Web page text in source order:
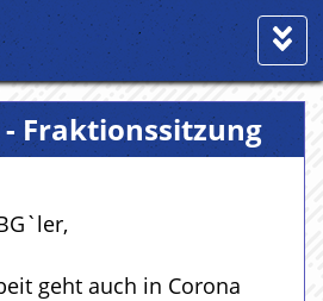
- Fraktionssitzung
geht auch in Corona